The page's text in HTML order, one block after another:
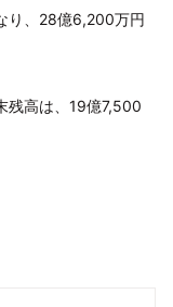
り、28億6,200万円
残高は、19億7,500